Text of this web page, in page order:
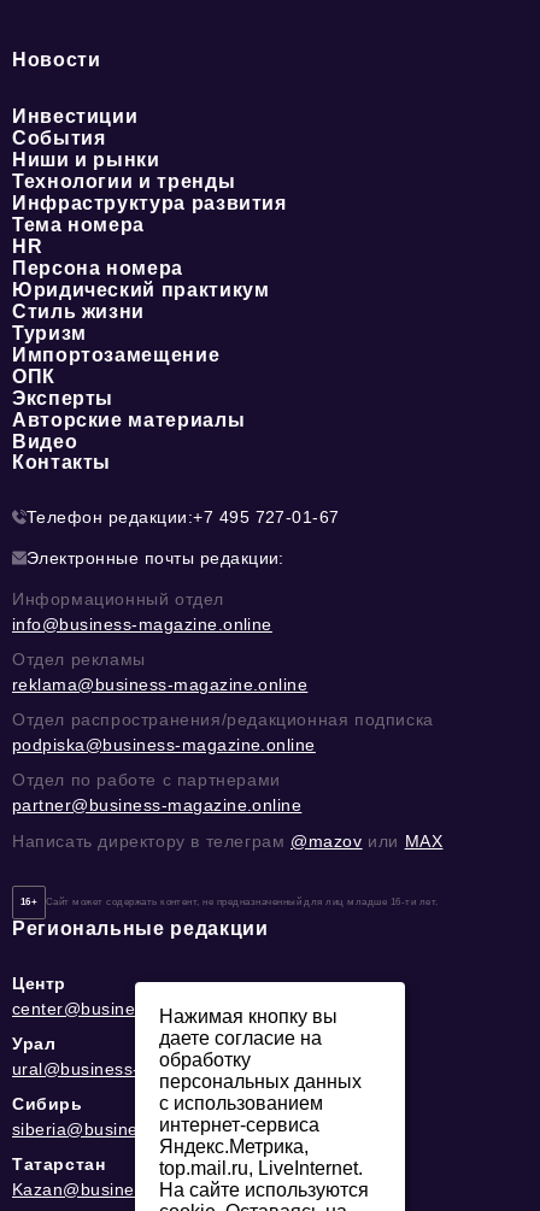
Новости
Инвестиции
События
Ниши и рынки
Технологии и тренды
Инфраструктура развития
Тема номера
HR
Персона номера
Юридический практикум
Стиль жизни
Туризм
Импортозамещение
ОПК
Эксперты
Авторские материалы
Видео
Контакты
Телефон редакции:+7 495 727-01-67
Электронные почты редакции:
Информационный отдел
info@business-magazine.online
Отдел рекламы
reklama@business-magazine.online
Отдел распространения/редакционная подписка
podpiska@business-magazine.online
Отдел по работе с партнерами
partner@business-magazine.online
Написать директору в телеграм @mazov или MAX
16+ Сайт может содержать контент, не предназначенный для лиц младше 16-ти лет.
Региональные редакции
Центр
center@business-magazine.online
Урал
ural@business-magazine.online
Сибирь
siberia@business-magazine.online
Татарстан
Kazan@business-magazine.online
Нажимая кнопку вы
даете согласие на
обработку
персональных данных
с использованием
интернет-сервиса
Яндекс.Метрика,
top.mail.ru, LiveInternet.
На сайте используются